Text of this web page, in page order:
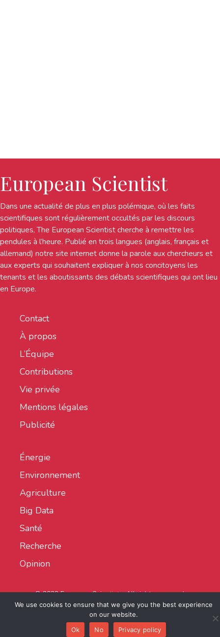
European Scientist
Dans une actualité de plus en plus polémique, où les faits
scientifiques sont régulièrement occultés par les discours
politiques, The European Scientist cherche à remettre les
pendules à l’heure. Publié en trois langues (anglais, français et
allemand) notre site internet donne la parole aux chercheurs et
aux experts qui souhaitent expliquer à nos concitoyens les
tenants et les aboutissants des débats scientifiques qui ont lieu
en Europe.
Contact
À propos
L’Équipe
Contributions
Vie privée
Mentions légales
Publicité
Énergie
Environnement
Agriculture
Big Data
Santé
Recherche
Opinion
© 2022 European Scientist - All rights reserved.
We use cookies to ensure that we give you the best experience
on our website.
Ok
No Privacy policy